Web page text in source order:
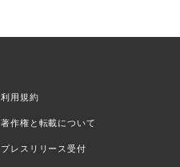
利用規約
著作権と転載について
プレスリリース受付